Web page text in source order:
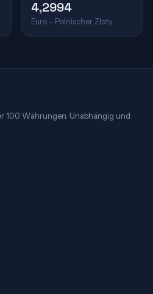
4,2994
Euro – Polnischer Zloty
100 Währungen. Unabhängig und